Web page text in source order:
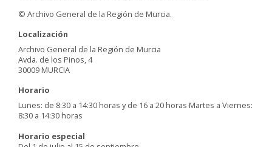
© Archivo General de la Región de Murcia.
Localización
Archivo General de la Región de Murcia
Avda. de los Pinos, 4
30009 MURCIA
Horario
Lunes: de 8:30 a 14:30 horas y de 16 a 20 horas Martes a Viernes:
8:30 a 14:30 horas
Horario especial